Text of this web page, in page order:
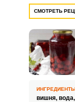
СМОТРЕТЬ
вишня, вода,